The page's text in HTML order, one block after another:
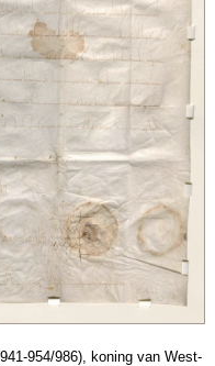
954/986), koning van West-